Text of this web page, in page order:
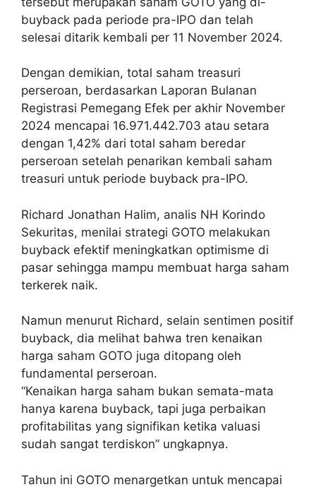
buyback pada periode pra-IPO dan telah
selesai ditarik kembali per 11 November 2024.
Dengan demikian, total saham treasuri
perseroan, berdasarkan Laporan Bulanan
Registrasi Pemegang Efek per akhir November
2024 mencapai 16.971.442.703 atau setara
dengan 1,42% dari total saham beredar
perseroan setelah penarikan kembali saham
treasuri untuk periode buyback pra-IPO.
Richard Jonathan Halim, analis NH Korindo
Sekuritas, menilai strategi GOTO melakukan
buyback efektif meningkatkan optimisme di
pasar sehingga mampu membuat harga saham
terkerek naik.
Namun menurut Richard, selain sentimen positif
buyback, dia melihat bahwa tren kenaikan
harga saham GOTO juga ditopang oleh
fundamental perseroan.
“Kenaikan harga saham bukan semata-mata
hanya karena buyback, tapi juga perbaikan
profitabilitas yang signifikan ketika valuasi
sudah sangat terdiskon” ungkapnya.
Tahun ini GOTO menargetkan untuk mencapai